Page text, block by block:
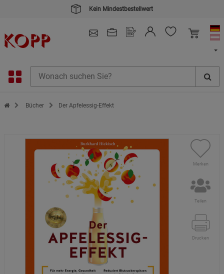
Kein Mindestbestellwert
Zur Startseite des Kopp Verlag Online-Shop
Bücher Der Apfelessig-Effekt
Merken
Teilen
Drucken